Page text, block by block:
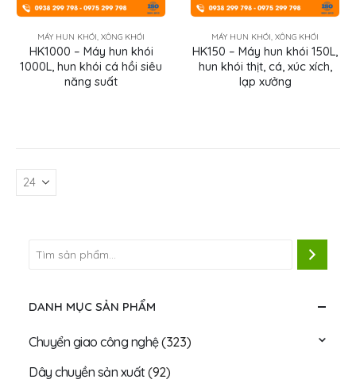
MÁY HUN KHÓI, XÔNG KHÓI
HK1000 – Máy hun khói
1000L, hun khói cá hồi siêu
năng suất
MÁY HUN KHÓI, XÔNG KHÓI
HK150 – Máy hun khói 150L,
hun khói thịt, cá, xúc xích,
lạp xưởng
DANH MỤC SẢN PHẨM
Chuyển giao công nghệ(323)
Dây chuyền sản xuất(92)